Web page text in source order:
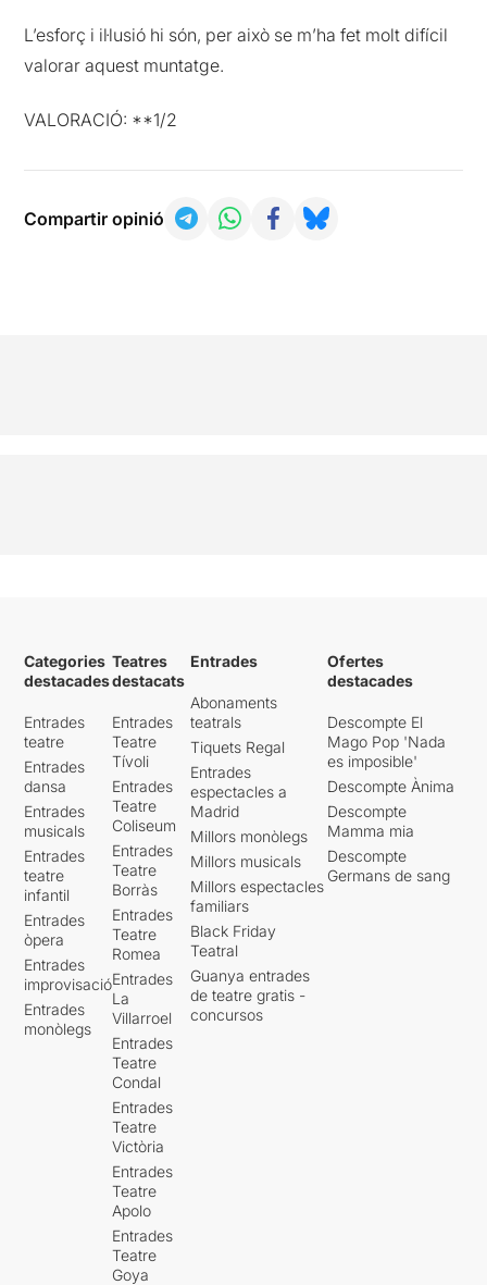
L’esforç i il·lusió hi són, per això se m’ha fet molt difícil
valorar aquest muntatge.
VALORACIÓ: **1/2
Compartir opinió
Categories
destacades
Entrades
teatre
Entrades
dansa
Entrades
musicals
Entrades
teatre
infantil
Entrades
òpera
Entrades
improvisació
Entrades
monòlegs
Teatres
destacats
Entrades
Teatre
Tívoli
Entrades
Teatre
Coliseum
Entrades
Teatre
Borràs
Entrades
Teatre
Romea
Entrades
La
Villarroel
Entrades
Teatre
Condal
Entrades
Teatre
Victòria
Entrades
Teatre
Apolo
Entrades
Teatre
Goya
Entrades
Abonaments
teatrals
Tiquets Regal
Entrades
espectacles a
Madrid
Millors monòlegs
Millors musicals
Millors espectacles
familiars
Black Friday
Teatral
Guanya entrades
de teatre gratis -
concursos
Ofertes
destacades
Descompte El
Mago Pop 'Nada
es imposible'
Descompte Ànima
Descompte
Mamma mia
Descompte
Germans de sang